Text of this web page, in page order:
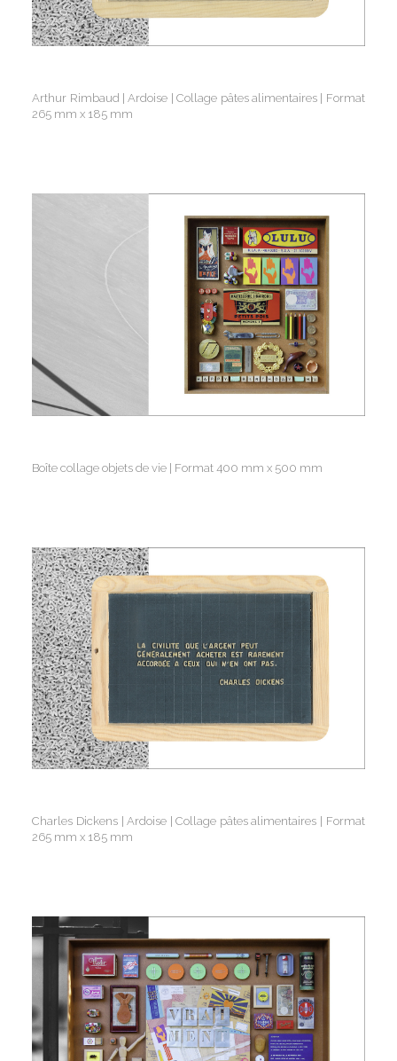
Arthur Rimbaud | Ardoise | Collage pâtes alimentaires | Format
265 mm x 185 mm
Boîte collage objets de vie | Format 400 mm x 500 mm
Charles Dickens | Ardoise | Collage pâtes alimentaires | Format
265 mm x 185 mm